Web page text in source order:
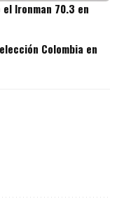
Ironman 70.3 en
Colombia en